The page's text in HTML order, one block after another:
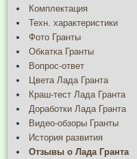
Комплектация
Техн. характеристики
Фото Гранты
Обкатка Гранты
Вопрос-ответ
Цвета Лада Гранта
Краш-тест Лада Гранта
Доработки Лада Гранта
Видео-обзоры Гранты
История развития
Отзывы о Лада Гранта